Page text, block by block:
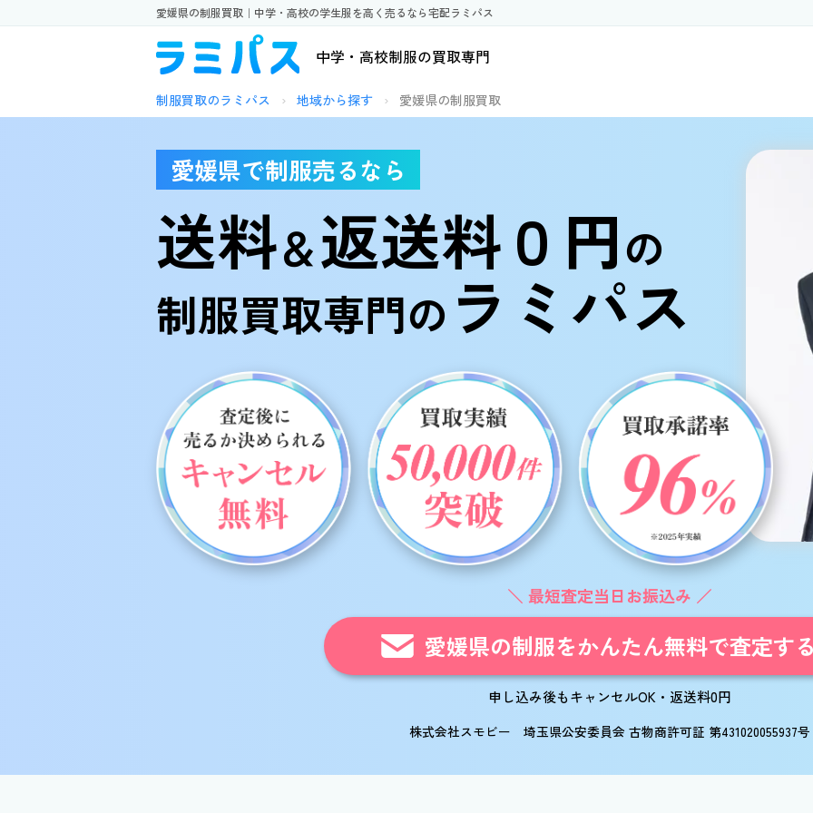
愛媛県の制服買取｜中学・高校の学生服を高く売るなら宅配ラミパス
中学・高校制服の買取専門
制服買取のラミパス › 地域から探す › 愛媛県の制服買取
愛媛県で制服売るなら
送料＆返送料０円の
制服買取専門の ラミパス
最短査定当日お振込み
愛媛県の制服をかんたん無料で査定す
申し込み後もキャンセルOK・返送料0円
株式会社スモビー 埼玉県公安委員会 古物商許可証 第431020055937号